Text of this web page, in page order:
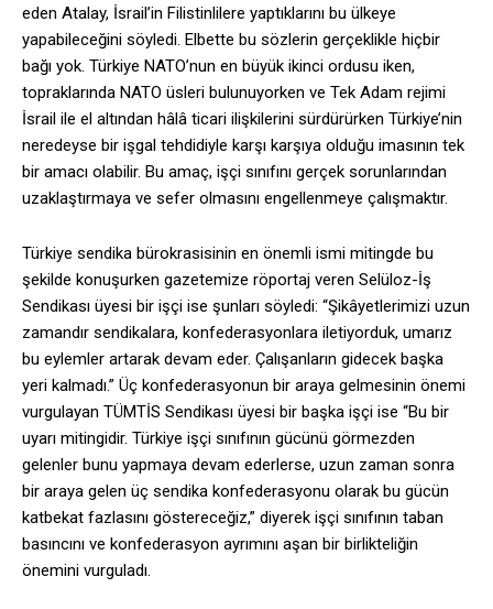
eden Atalay, İsrail’in Filistinlilere yaptıklarını bu ülkeye
yapabileceğini söyledi. Elbette bu sözlerin gerçeklikle hiçbir
bağı yok. Türkiye NATO’nun en büyük ikinci ordusu iken,
topraklarında NATO üsleri bulunuyorken ve Tek Adam rejimi
İsrail ile el altından hâlâ ticari ilişkilerini sürdürürken Türkiye’nin
neredeyse bir işgal tehdidiyle karşı karşıya olduğu imasının tek
bir amacı olabilir. Bu amaç, işçi sınıfını gerçek sorunlarından
uzaklaştırmaya ve sefer olmasını engellenmeye çalışmaktır.
Türkiye sendika bürokrasisinin en önemli ismi mitingde bu
şekilde konuşurken gazetemize röportaj veren Selüloz-İş
Sendikası üyesi bir işçi ise şunları söyledi: “Şikâyetlerimizi uzun
zamandır sendikalara, konfederasyonlara iletiyorduk, umarız
bu eylemler artarak devam eder. Çalışanların gidecek başka
yeri kalmadı.” Üç konfederasyonun bir araya gelmesinin önemi
vurgulayan TÜMTİS Sendikası üyesi bir başka işçi ise “Bu bir
uyarı mitingidir. Türkiye işçi sınıfının gücünü görmezden
gelenler bunu yapmaya devam ederlerse, uzun zaman sonra
bir araya gelen üç sendika konfederasyonu olarak bu gücün
katbekat fazlasını göstereceğiz,” diyerek işçi sınıfının taban
basıncını ve konfederasyon ayrımını aşan bir birlikteliğin
önemini vurguladı.